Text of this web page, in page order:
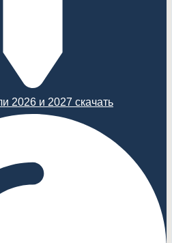
2026 и 2027 скачать